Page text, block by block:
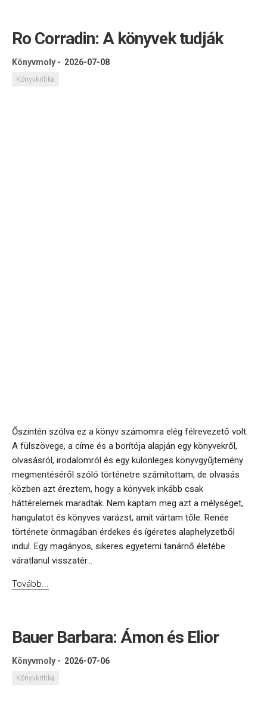
Ro Corradin: A könyvek tudják
Könyvmoly - 2026-07-08
Könyvkritika
Őszintén szólva ez a könyv számomra elég félrevezető volt.
A fülszövege, a címe és a borítója alapján egy könyvekről,
olvasásról, irodalomról és egy különleges könyvgyűjtemény
megmentéséről szóló történetre számítottam, de olvasás
közben azt éreztem, hogy a könyvek inkább csak
háttérelemek maradtak. Nem kaptam meg azt a mélységet,
hangulatot és könyves varázst, amit vártam tőle. Renée
története önmagában érdekes és ígéretes alaphelyzetből
indul. Egy magányos, sikeres egyetemi tanárnő életébe
váratlanul visszatér...
Tovább...
Bauer Barbara: Ámon és Elior
Könyvmoly - 2026-07-06
Könyvkritika